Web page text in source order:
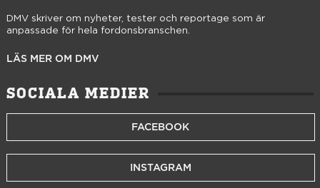
DMV skriver om nyheter, tester och reportage som är
anpassade för hela fordonsbranschen.
LÄS MER OM DMV
SOCIALA MEDIER
FACEBOOK
INSTAGRAM